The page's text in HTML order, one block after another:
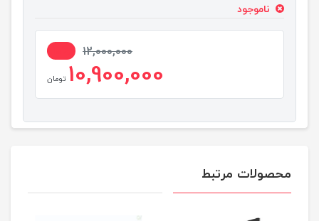
ناموجود
12,000,000
10,900,000 تومان
محصولات مرتبط